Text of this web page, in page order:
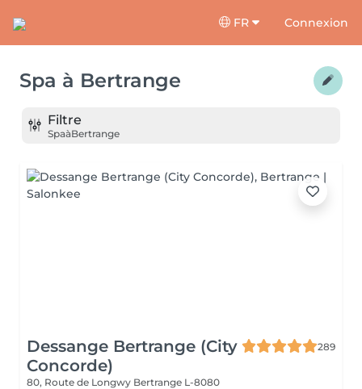
FR Connexion
Spa à Bertrange
Filtre
SpaàBertrange
Dessange Bertrange (City
Concorde)
289
80, Route de Longwy Bertrange L-8080